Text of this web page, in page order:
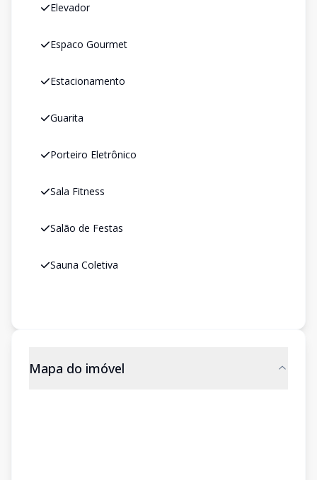
Elevador
Espaco Gourmet
Estacionamento
Guarita
Porteiro Eletrônico
Sala Fitness
Salão de Festas
Sauna Coletiva
Mapa do imóvel